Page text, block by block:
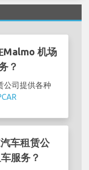
Malmo 机场
？
公司提供各种
车租赁公
服务？